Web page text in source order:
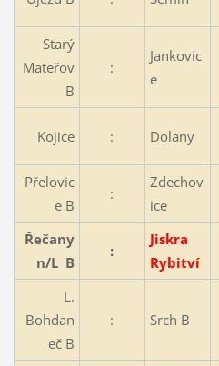
Starý
Mateřov
B
:
Jankovic
e
Kojice : Dolany
Přelovic
e B
:
Zdechov
ice
Řečany
n/L B
:
Jiskra
Rybitví
L.
Bohdan
eč B
: Srch B